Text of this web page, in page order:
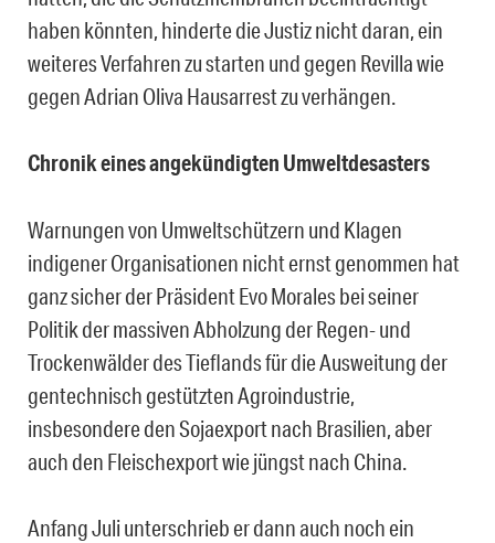
haben könnten, hinderte die Justiz nicht daran, ein
weiteres Verfahren zu starten und gegen Revilla wie
gegen Adrian Oliva Hausarrest zu verhängen.
Chronik eines angekündigten Umweltdesasters
Warnungen von Umweltschützern und Klagen
indigener Organisationen nicht ernst genommen hat
ganz sicher der Präsident Evo Morales bei seiner
Politik der massiven Abholzung der Regen- und
Trockenwälder des Tieflands für die Ausweitung der
gentechnisch gestützten Agroindustrie,
insbesondere den Sojaexport nach Brasilien, aber
auch den Fleischexport wie jüngst nach China.
Anfang Juli unterschrieb er dann auch noch ein